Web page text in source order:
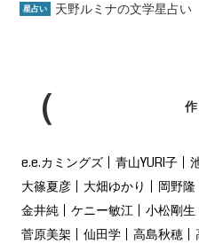
星占い 天野ルミナの文学星占い
e.e.カミングズ 青山YURI子
大篠夏彦
大畑ゆかり 岡野隆
金井純
ケニー敏江 小松剛生
菅原美架
仙田学 高島秋穂